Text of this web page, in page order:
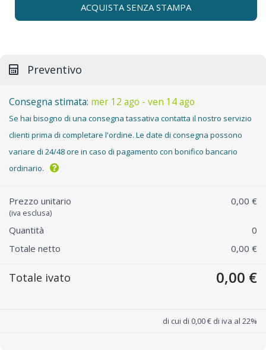
ACQUISTA SENZA STAMPA
Preventivo
Consegna stimata: mer 12 ago - ven 14 ago
Se hai bisogno di una consegna tassativa contatta il nostro servizio
clienti prima di completare l'ordine. Le date di consegna possono
variare di 24/48 ore in caso di pagamento con bonifico bancario
ordinario.
Prezzo unitario
(iva esclusa)
0,00 €
Quantità
0
Totale netto
0,00 €
Totale ivato 0,00 €
di cui di 0,00 € di iva al 22%